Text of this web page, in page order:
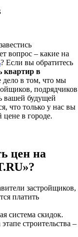
вопрос – какие на
? Если вы обратитесь
квартир в
дело в том, что мы
подрядчиков
вашей будущей
что только у нас вы
цене в городе.
цен на
застройщиков,
платить
система скидок.
строительства –